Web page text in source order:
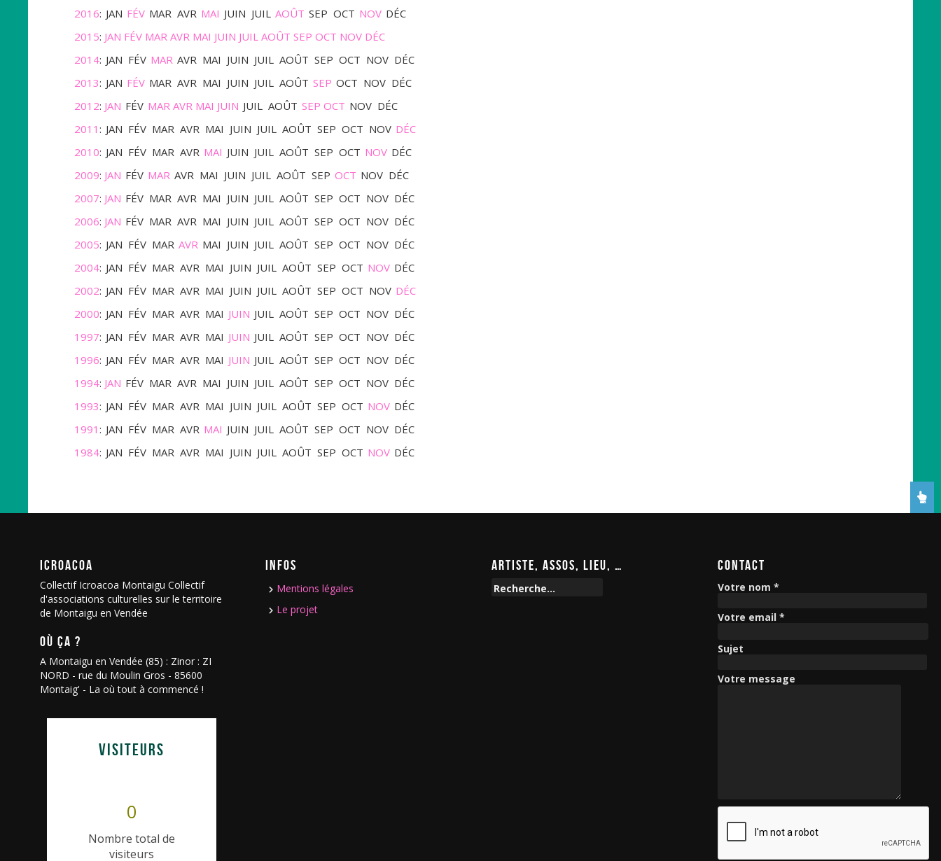
2016: JAN FÉV MAR AVR MAI JUIN JUIL AOÛT SEP OCT NOV DÉC
2015: JAN FÉV MAR AVR MAI JUIN JUIL AOÛT SEP OCT NOV DÉC
2014: JAN FÉV MAR AVR MAI JUIN JUIL AOÛT SEP OCT NOV DÉC
2013: JAN FÉV MAR AVR MAI JUIN JUIL AOÛT SEP OCT NOV DÉC
2012: JAN FÉV MAR AVR MAI JUIN JUIL AOÛT SEP OCT NOV DÉC
2011 : JAN FÉV MAR AVR MAI JUIN JUIL AOÛT SEP OCT NOV DÉC
2010: JAN FÉV MAR AVR MAI JUIN JUIL AOÛT SEP OCT NOV DÉC
2009: JAN FÉV MAR AVR MAI JUIN JUIL AOÛT SEP OCT NOV DÉC
2007: JAN FÉV MAR AVR MAI JUIN JUIL AOÛT SEP OCT NOV DÉC
2006: JAN FÉV MAR AVR MAI JUIN JUIL AOÛT SEP OCT NOV DÉC
2005: JAN FÉV MAR AVR MAI JUIN JUIL AOÛT SEP OCT NOV DÉC
2004: JAN FÉV MAR AVR MAI JUIN JUIL AOÛT SEP OCT NOV DÉC
2002: JAN FÉV MAR AVR MAI JUIN JUIL AOÛT SEP OCT NOV DÉC
2000: JAN FÉV MAR AVR MAI JUIN JUIL AOÛT SEP OCT NOV DÉC
1997: JAN FÉV MAR AVR MAI JUIN JUIL AOÛT SEP OCT NOV DÉC
1996: JAN FÉV MAR AVR MAI JUIN JUIL AOÛT SEP OCT NOV DÉC
1994: JAN FÉV MAR AVR MAI JUIN JUIL AOÛT SEP OCT NOV DÉC
1993: JAN FÉV MAR AVR MAI JUIN JUIL AOÛT SEP OCT NOV DÉC
1991 : JAN FÉV MAR AVR MAI JUIN JUIL AOÛT SEP OCT NOV DÉC
1984: JAN FÉV MAR AVR MAI JUIN JUIL AOÛT SEP OCT NOV DÉC
ICROACOA
Collectif Icroacoa Montaigu Collectif
d'associations culturelles sur le territoire
de Montaigu en Vendée
OÙ ÇA ?
A Montaigu en Vendée (85) : Zinor : ZI
NORD - rue du Moulin Gros - 85600
Montaig' - La où tout à commencé !
VISITEURS
0
Nombre total de
visiteurs
INFOS
Mentions légales
Le projet
ARTISTE, ASSOS, LIEU, …
R
CONTACT
Votre nom *
Votre email *
Sujet
Votre message